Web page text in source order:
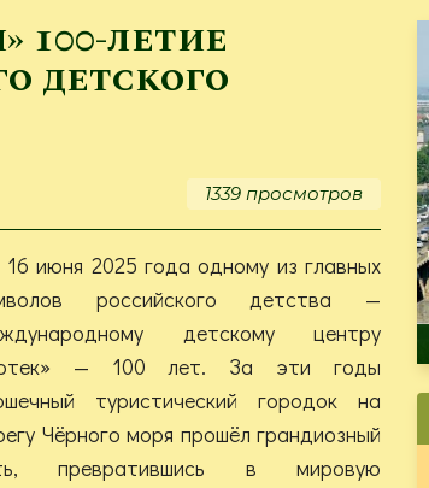
100-летие
детского
1339 просмотров
16 июня 2025 года одному из главных
российского детства —
детскому центру
— 100 лет. За эти годы
туристический городок на
Чёрного моря прошёл грандиозный
превратившись в мировую